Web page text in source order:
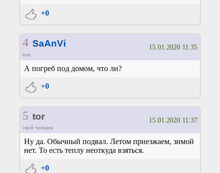
+0
4 SaAnVi
tzar
15.01.2020 11:35
А погреб под домом, что ли?
+0
5 tor
свой человек
15.01.2020 11:37
Ну да. Обычный подвал. Летом приезжаем, зимой
нет. То есть теплу неоткуда взяться.
+0